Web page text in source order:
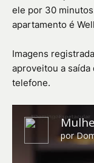
ele por 30
apartamento é
Imagens
aproveitou a
telefone.